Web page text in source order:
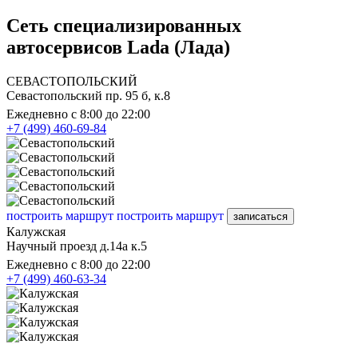
Сеть специализированных
автосервисов Lada (Лада)
СЕВАСТОПОЛЬСКИЙ
Севастопольский пр. 95 б, к.8
Ежедневно с 8:00 до 22:00
+7 (499) 460-69-84
построить маршрут построить маршрут записаться
Калужская
Научный проезд д.14а к.5
Ежедневно с 8:00 до 22:00
+7 (499) 460-63-34